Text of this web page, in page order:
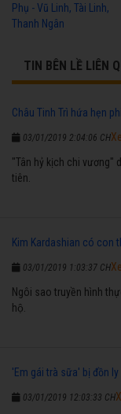
Phụ - Vũ Linh, Tài Linh,
Thanh Ngân
TIN BÊN LỀ LIÊN
Châu Tinh Trì hứa hẹn
03/01/2019 2:04:06 CH
"Tân hỷ kịch chi vương"
tiên.
Kim Kardashian có con
03/01/2019 1:03:37 CH
Ngôi sao truyền hình
hộ.
'Em gái trà sữa' bị đồn
03/01/2019 12:03:33 CH